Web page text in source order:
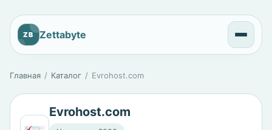
ZB Zettabyte
Главная Каталог Evrohost.com
Evrohost.com